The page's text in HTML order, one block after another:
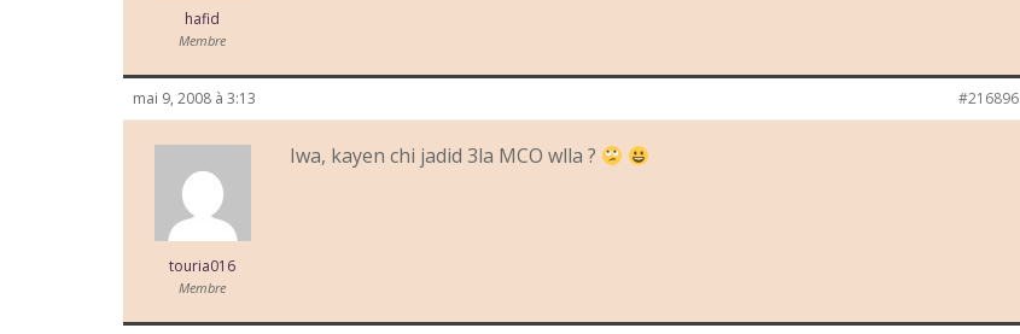
hafid
Membre
mai 9, 2008 à 3:13 #216896
touria016
Membre
Iwa, kayen chi jadid 3la MCO wlla ?